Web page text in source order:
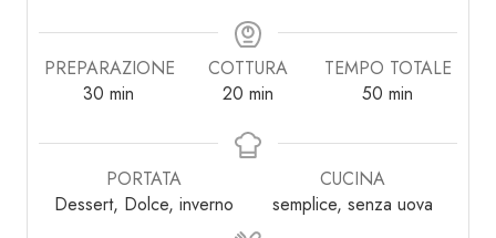
PREPARAZIONE
30 minuti
min
COTTURA
20 minuti
min
TEMPO TOTALE
50 minuti
min
PORTATA
Dessert, Dolce, inverno
CUCINA
semplice, senza uova